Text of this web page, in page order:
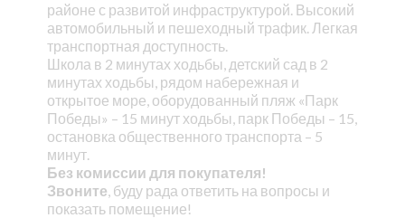
районе с развитой инфраструктурой. Высокий
автомобильный и пешеходный трафик. Легкая
транспортная доступность.
Школа в 2 минутах ходьбы, детский сад в 2
минутах ходьбы, рядом набережная и
открытое море, оборудованный пляж «Парк
Победы» – 15 минут ходьбы, парк Победы – 15,
остановка общественного транспорта – 5
минут.
Без комиссии для покупателя!
Звоните , буду рада ответить на вопросы и
показать помещение!